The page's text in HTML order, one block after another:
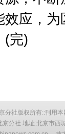
效应，
(完)
分社版权所有::刊用
京分社 地址:北京市西